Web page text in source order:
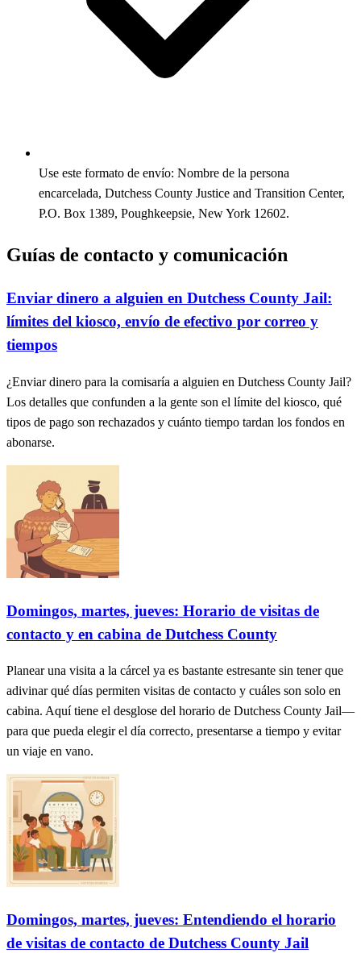
Use este formato de envío: Nombre de la persona
encarcelada, Dutchess County Justice and Transition Center,
P.O. Box 1389, Poughkeepsie, New York 12602.
Guías de contacto y comunicación
Enviar dinero a alguien en Dutchess County Jail:
límites del kiosco, envío de efectivo por correo y
tiempos
¿Enviar dinero para la comisaría a alguien en Dutchess County Jail?
Los detalles que confunden a la gente son el límite del kiosco, qué
tipos de pago son rechazados y cuánto tiempo tardan los fondos en
abonarse.
Domingos, martes, jueves: Horario de visitas de
contacto y en cabina de Dutchess County
Planear una visita a la cárcel ya es bastante estresante sin tener que
adivinar qué días permiten visitas de contacto y cuáles son solo en
cabina. Aquí tiene el desglose del horario de Dutchess County Jail—
para que pueda elegir el día correcto, presentarse a tiempo y evitar
un viaje en vano.
Domingos, martes, jueves: Entendiendo el horario
de visitas de contacto de Dutchess County Jail